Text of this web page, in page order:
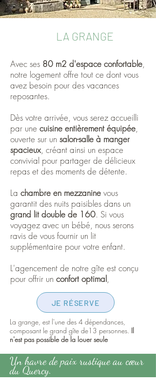
Avec ses 80 m2 d'espace confortable,
notre logement offre tout ce dont vous
avez besoin pour des vacances
reposantes.
Dès votre arrivée, vous serez accueilli
par une cuisine entièrement équipée,
ouverte sur un salon-salle à manger
spacieux, créant ainsi un espace
convivial pour partager de délicieux
repas et des moments de détente.
La chambre en mezzanine vous
garantit des nuits paisibles dans un
grand lit double de 160. Si vous
voyagez avec un bébé, nous serons
ravis de vous fournir un lit
supplémentaire pour votre enfant.
L'agencement de notre gîte est conçu
pour offrir un confort optimal,
JE RÉSERVE
La grange, est l'une des 4 dépendances,
composant le grand gîte de13 personnes. Il
n'est pas possible de la louer seule
LA GRANGE
Un havre de paix rustique au cœur
du Quercy.